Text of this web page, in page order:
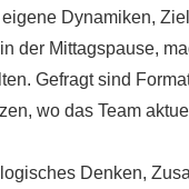
Dynamiken,
der Mittagspause,
Gefragt sind
wo das Team
Denken,